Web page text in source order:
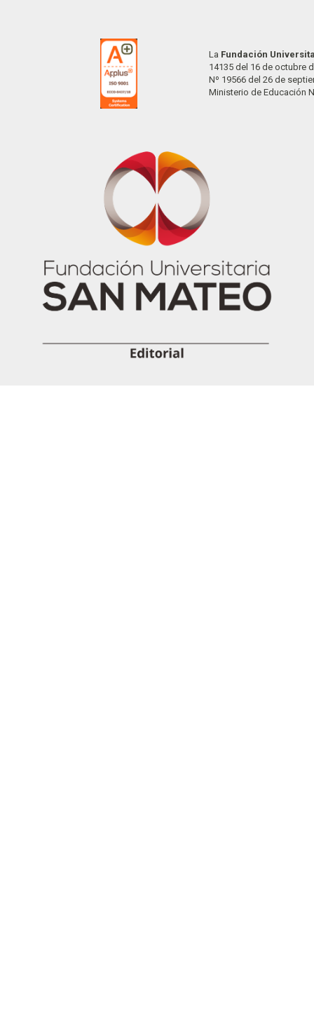
La Fundación
14135 del 16 de octubre
Nº 19566 del 26 de
Ministerio de Educación